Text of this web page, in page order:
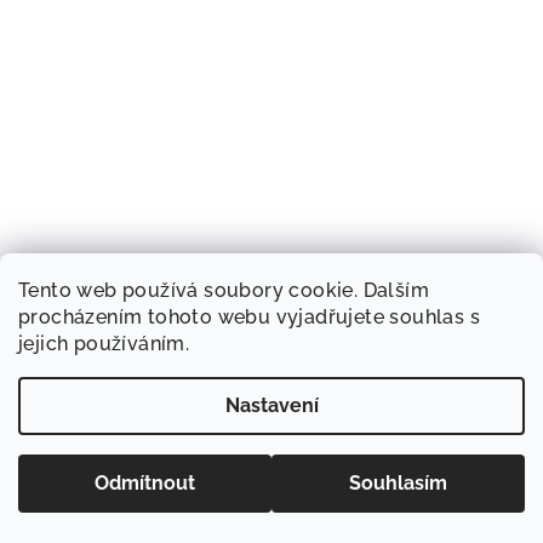
Tento web používá soubory cookie. Dalším
procházením tohoto webu vyjadřujete souhlas s
jejich používáním.
Nastavení
Odmítnout Souhlasím